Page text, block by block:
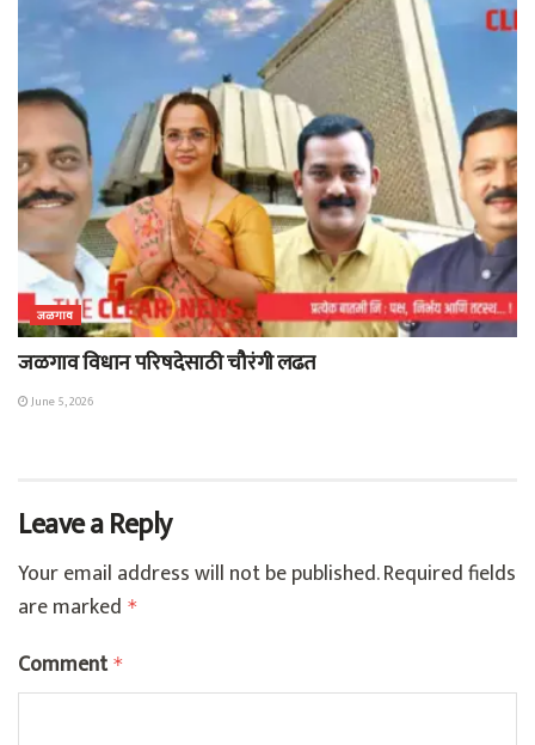
जळगाव
जळगाव विधान परिषदेसाठी चौरंगी लढत
June 5, 2026
Leave a Reply
Your email address will not be published.Required fields
are marked *
Comment *